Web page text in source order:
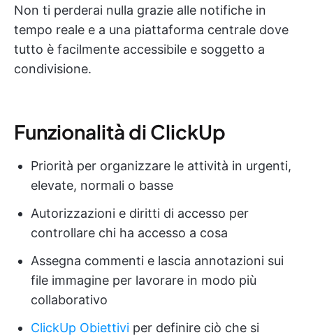
Non ti perderai nulla grazie alle notifiche in
tempo reale e a una piattaforma centrale dove
tutto è facilmente accessibile e soggetto a
condivisione.
Funzionalità di ClickUp
Priorità per organizzare le attività in urgenti,
elevate, normali o basse
Autorizzazioni e diritti di accesso per
controllare chi ha accesso a cosa
Assegna commenti e lascia annotazioni sui
file immagine per lavorare in modo più
collaborativo
ClickUp Obiettivi per definire ciò che si